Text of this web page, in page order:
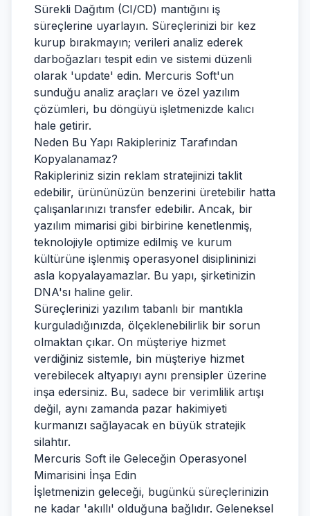
Sürekli Dağıtım (CI/CD) mantığını iş
süreçlerine uyarlayın. Süreçlerinizi bir kez
kurup bırakmayın; verileri analiz ederek
darboğazları tespit edin ve sistemi düzenli
olarak 'update' edin. Mercuris Soft'un
sunduğu analiz araçları ve özel yazılım
çözümleri, bu döngüyü işletmenizde kalıcı
hale getirir.
Neden Bu Yapı Rakipleriniz Tarafından
Kopyalanamaz?
Rakipleriniz sizin reklam stratejinizi taklit
edebilir, ürününüzün benzerini üretebilir hatta
çalışanlarınızı transfer edebilir. Ancak, bir
yazılım mimarisi gibi birbirine kenetlenmiş,
teknolojiyle optimize edilmiş ve kurum
kültürüne işlenmiş operasyonel disiplininizi
asla kopyalayamazlar. Bu yapı, şirketinizin
DNA'sı haline gelir.
Süreçlerinizi yazılım tabanlı bir mantıkla
kurguladığınızda, ölçeklenebilirlik bir sorun
olmaktan çıkar. On müşteriye hizmet
verdiğiniz sistemle, bin müşteriye hizmet
verebilecek altyapıyı aynı prensipler üzerine
inşa edersiniz. Bu, sadece bir verimlilik artışı
değil, aynı zamanda pazar hakimiyeti
kurmanızı sağlayacak en büyük stratejik
silahtır.
Mercuris Soft ile Geleceğin Operasyonel
Mimarisini İnşa Edin
İşletmenizin geleceği, bugünkü süreçlerinizin
ne kadar 'akıllı' olduğuna bağlıdır. Geleneksel